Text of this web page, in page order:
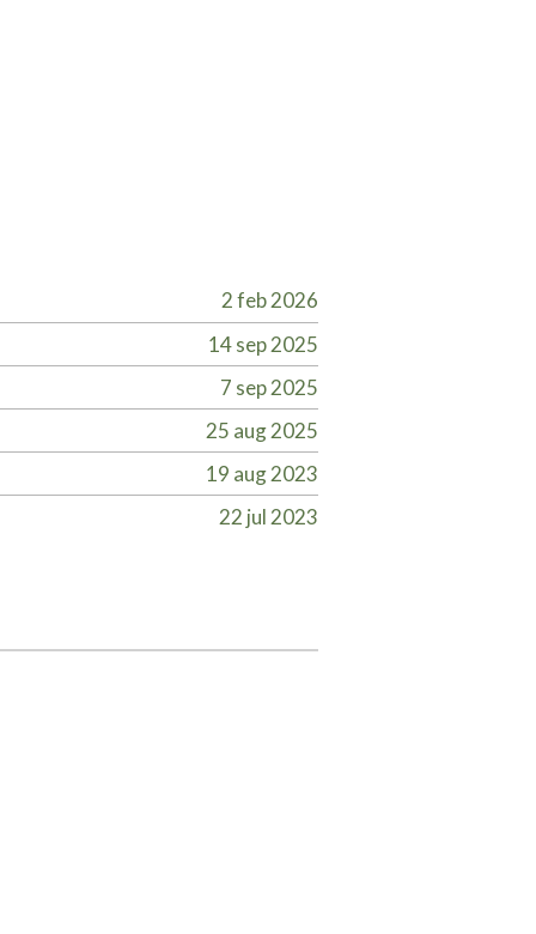
2 feb 2026
14 sep 2025
7 sep 2025
25 aug 2025
19 aug 2023
22 jul 2023